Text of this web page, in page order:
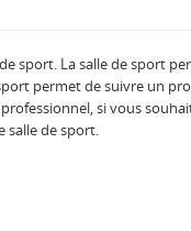
sport. La salle de sport
permet de suivre un
si vous
salle de sport.